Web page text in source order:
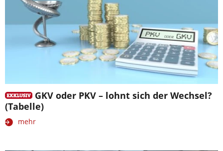
GKV oder PKV – lohnt sich der Wechsel?
(Tabelle)
mehr